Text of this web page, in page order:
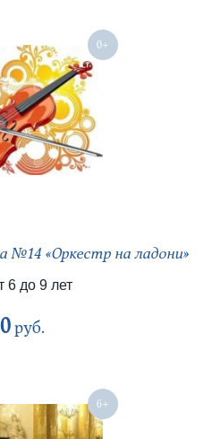
«Оркестр на ладони»
6 до 9 лет
руб.